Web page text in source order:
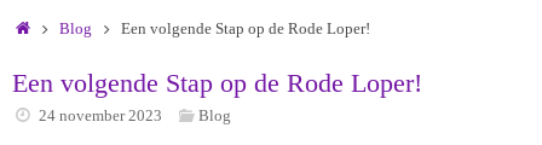
HomeBlog Een volgende Stap op de Rode Loper!
Een volgende Stap op de Rode Loper!
24 november 2023 Blog